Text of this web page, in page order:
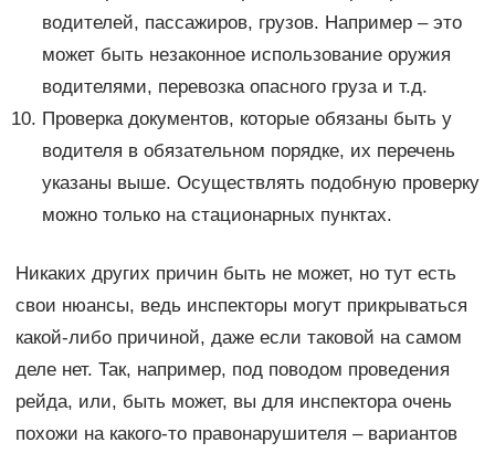
водителей, пассажиров, грузов. Например – это
может быть незаконное использование оружия
водителями, перевозка опасного груза и т.д.
Проверка документов, которые обязаны быть у
водителя в обязательном порядке, их перечень
указаны выше. Осуществлять подобную проверку
можно только на стационарных пунктах.
Никаких других причин быть не может, но тут есть
свои нюансы, ведь инспекторы могут прикрываться
какой-либо причиной, даже если таковой на самом
деле нет. Так, например, под поводом проведения
рейда, или, быть может, вы для инспектора очень
похожи на какого-то правонарушителя – вариантов